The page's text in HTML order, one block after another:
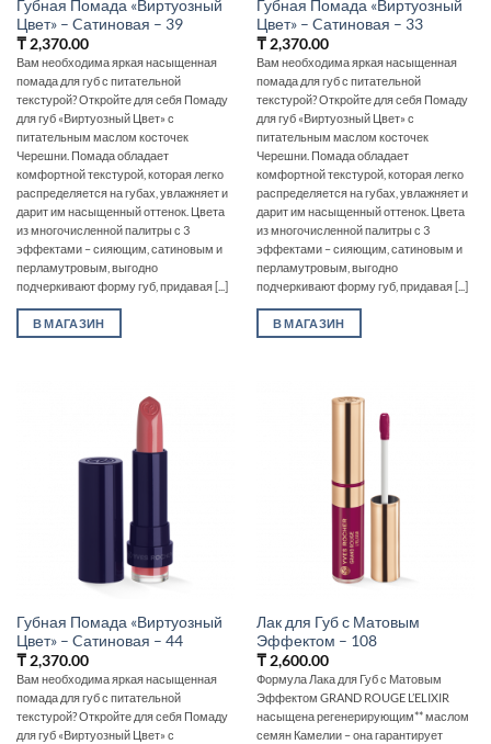
Губная Помада «Виртуозный
Цвет» – Cатиновая – 39
₸2,370.00
Вам необходима яркая насыщенная
помада для губ с питательной
текстурой? Откройте для себя Помаду
для губ «Виртуозный Цвет» с
питательным маслом косточек
Черешни. Помада обладает
комфортной текстурой, которая легко
распределяется на губах, увлажняет и
дарит им насыщенный оттенок. Цвета
из многочисленной палитры с 3
эффектами – сияющим, сатиновым и
перламутровым, выгодно
подчеркивают форму губ, придавая [...]
В МАГАЗИН
Губная Помада «Виртуозный
Цвет» – Cатиновая – 33
₸2,370.00
Вам необходима яркая насыщенная
помада для губ с питательной
текстурой? Откройте для себя Помаду
для губ «Виртуозный Цвет» с
питательным маслом косточек
Черешни. Помада обладает
комфортной текстурой, которая легко
распределяется на губах, увлажняет и
дарит им насыщенный оттенок. Цвета
из многочисленной палитры с 3
эффектами – сияющим, сатиновым и
перламутровым, выгодно
подчеркивают форму губ, придавая [...]
В МАГАЗИН
Губная Помада «Виртуозный
Цвет» – Cатиновая – 44
₸2,370.00
Вам необходима яркая насыщенная
помада для губ с питательной
текстурой? Откройте для себя Помаду
для губ «Виртуозный Цвет» с
Лак для Губ с Матовым
Эффектом – 108
₸2,600.00
Формула Лака для Губ с Матовым
Эффектом GRAND ROUGE L’ELIXIR
насыщена регенерирующим** маслом
семян Камелии – она гарантирует